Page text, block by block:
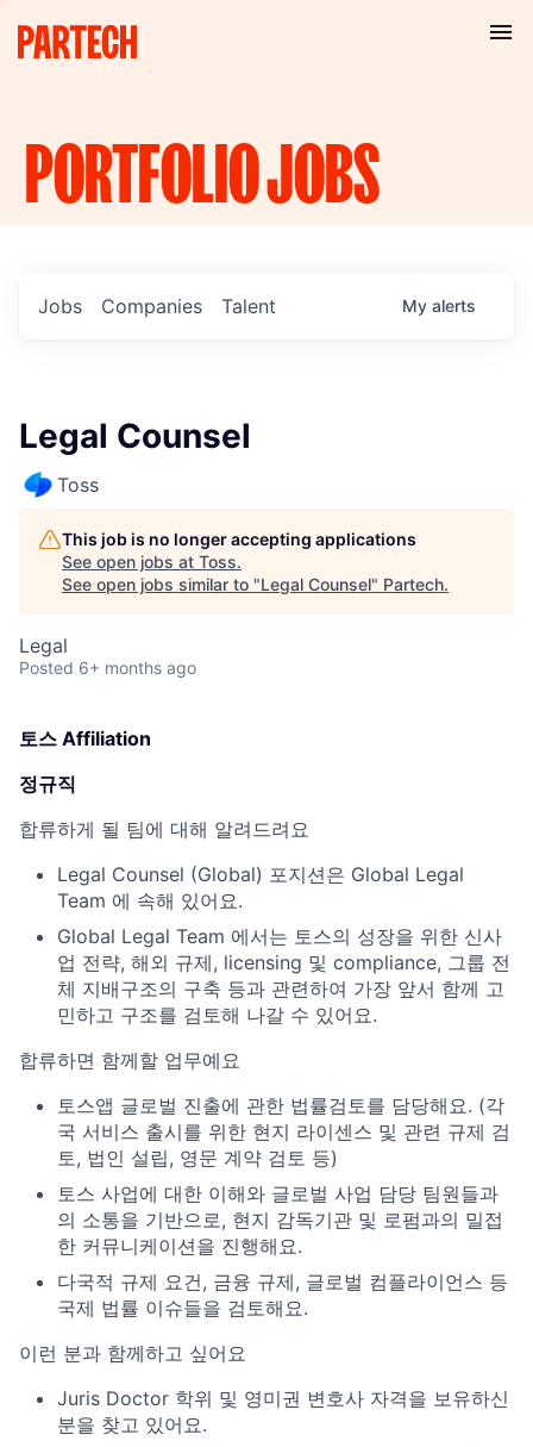
PORTFOLIOJOBS
Jobs Companies Talent My alerts
Legal Counsel
Toss
This job is no longer accepting applications
See open jobs at Toss.
See open jobs similar to "Legal Counsel" Partech.
Legal
Posted 6+ months ago
토스 Affiliation
정규직
합류하게 될 팀에 대해 알려드려요
Legal Counsel (Global) 포지션은 Global Legal
Team 에 속해 있어요.
Global Legal Team 에서는 토스의 성장을 위한 신사
업 전략, 해외 규제, licensing 및 compliance, 그룹 전
체 지배구조의 구축 등과 관련하여 가장 앞서 함께 고
민하고 구조를 검토해 나갈 수 있어요.
합류하면 함께할 업무예요
토스앱 글로벌 진출에 관한 법률검토를 담당해요. (각
국 서비스 출시를 위한 현지 라이센스 및 관련 규제 검
토, 법인 설립, 영문 계약 검토 등)
토스 사업에 대한 이해와 글로벌 사업 담당 팀원들과
의 소통을 기반으로, 현지 감독기관 및 로펌과의 밀접
한 커뮤니케이션을 진행해요.
다국적 규제 요건, 금융 규제, 글로벌 컴플라이언스 등
국제 법률 이슈들을 검토해요.
이런 분과 함께하고 싶어요
Juris Doctor 학위 및 영미권 변호사 자격을 보유하신
분을 찾고 있어요.